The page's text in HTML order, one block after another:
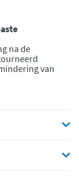
na de
van